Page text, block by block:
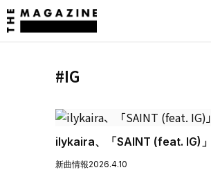
#IG
ilykaira、「SAINT (feat. IG)
新曲情報2026.4.10